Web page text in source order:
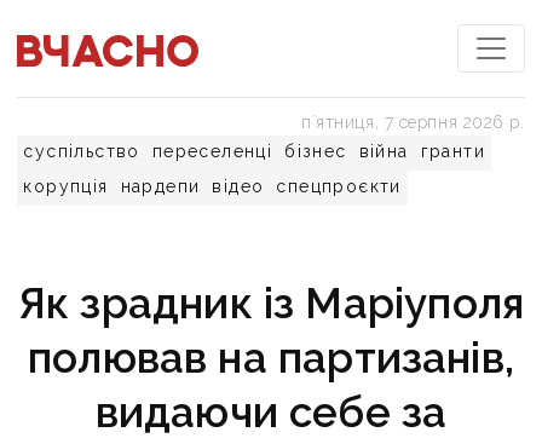
суспільство переселенці бізнес війна
гранти
корупція
нардепи відео спецпроєкти
пʼятниця, 7 серпня 2026 р.
Як зрадник із Маріуполя
полював на партизанів,
видаючи себе за